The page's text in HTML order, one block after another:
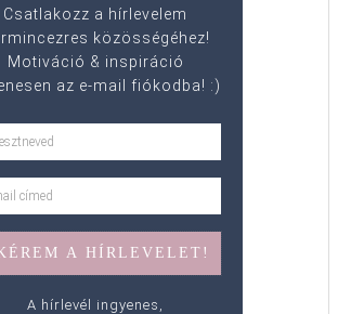
Csatlakozz a hírlevelem
közösségéhez!
Motiváció & inspiráció
az e-mail fiókodba! :)
A hírlevél ingyenes,